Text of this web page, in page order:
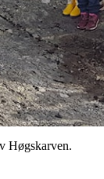
Høgskarven.